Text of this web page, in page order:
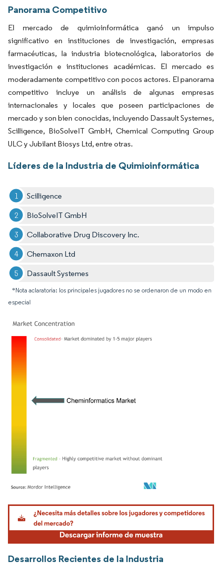
Panorama Competitivo
El mercado de quimioinformática ganó un impulso
significativo en instituciones de investigación, empresas
farmacéuticas, la industria biotecnológica, laboratorios de
investigación e instituciones académicas. El mercado es
moderadamente competitivo con pocos actores. El panorama
competitivo incluye un análisis de algunas empresas
internacionales y locales que poseen participaciones de
mercado y son bien conocidas, incluyendo Dassault Systemes,
Scilligence, BioSolveIT GmbH, Chemical Computing Group
ULC y Jubilant Biosys Ltd, entre otras.
Líderes de la Industria de Quimioinformática
Scilligence
BioSolveIT GmbH
Collaborative Drug Discovery Inc.
Chemaxon Ltd
Dassault Systemes
*Nota aclaratoria: los principales jugadores no se ordenaron de un modo en
especial
Imagen © Mordor Intelligence. El uso requiere atribución según CC BY 4.0.
Desarrollos Recientes de la Industria